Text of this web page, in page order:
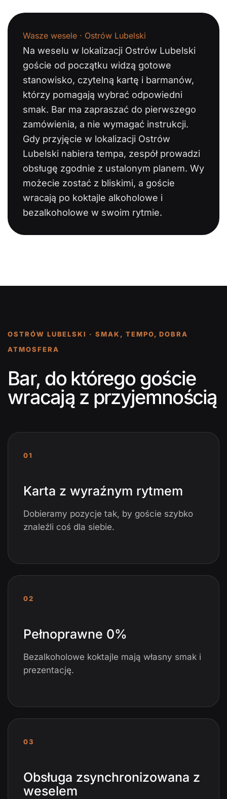
Wasze wesele · Ostrów Lubelski
Na weselu w lokalizacji Ostrów Lubelski
goście od początku widzą gotowe
stanowisko, czytelną kartę i barmanów,
którzy pomagają wybrać odpowiedni
smak. Bar ma zapraszać do pierwszego
zamówienia, a nie wymagać instrukcji.
Gdy przyjęcie w lokalizacji Ostrów
Lubelski nabiera tempa, zespół prowadzi
obsługę zgodnie z ustalonym planem. Wy
możecie zostać z bliskimi, a goście
wracają po koktajle alkoholowe i
bezalkoholowe w swoim rytmie.
OSTRÓW LUBELSKI · SMAK, TEMPO, DOBRA
ATMOSFERA
Bar, do którego goście
wracają z przyjemnością
01
Karta z wyraźnym rytmem
Dobieramy pozycje tak, by goście szybko
znaleźli coś dla siebie.
02
Pełnoprawne 0%
Bezalkoholowe koktajle mają własny smak i
prezentację.
03
Obsługa zsynchronizowana z
weselem